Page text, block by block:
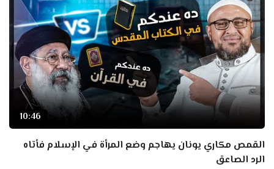
10:46
القمص مكاري يونان يهاجم وضع المرأة في الإسلام فأتاه
الرد الصاعق